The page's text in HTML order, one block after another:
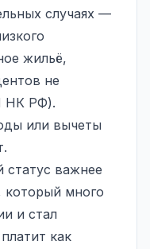
случаях —
жильё,
не
НК РФ).
или вычеты
статус важнее
который много
и стал
как